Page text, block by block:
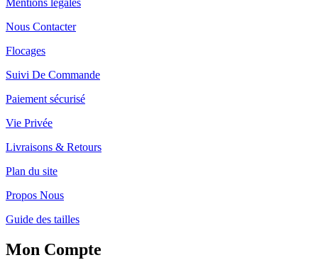
Mentions légales
Nous Contacter
Flocages
Suivi De Commande
Paiement sécurisé
Vie Privée
Livraisons & Retours
Plan du site
Propos Nous
Guide des tailles
Mon Compte